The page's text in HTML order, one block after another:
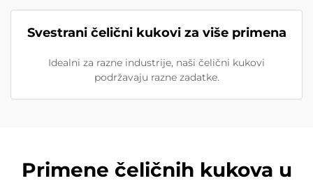
Svestrani čelični kukovi za više primena
Idealni za razne industrije, naši čelični kukovi
podržavaju razne zadatke.
Primene čeličnih kukova u